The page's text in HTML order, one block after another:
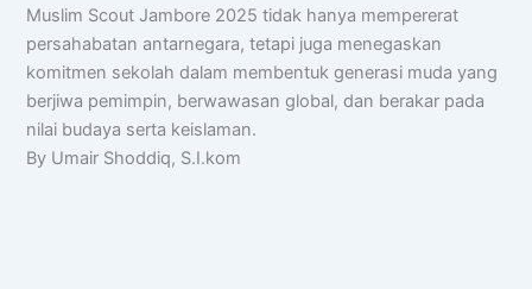
Muslim Scout Jambore 2025 tidak hanya mempererat
persahabatan antarnegara, tetapi juga menegaskan
komitmen sekolah dalam membentuk generasi muda yang
berjiwa pemimpin, berwawasan global, dan berakar pada
nilai budaya serta keislaman.
By Umair Shoddiq, S.I.kom